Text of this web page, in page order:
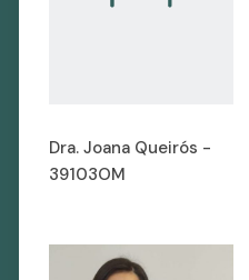
Dra. Joana Queirós -
39103OM